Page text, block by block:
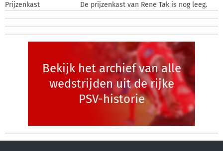
Prijzenkast De prijzenkast van Rene Tak is nog leeg.
Bekijk het archief van alle
wedstrijden uit de rijke
PSV-historie